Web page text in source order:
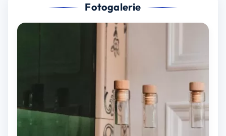
Fotogalerie